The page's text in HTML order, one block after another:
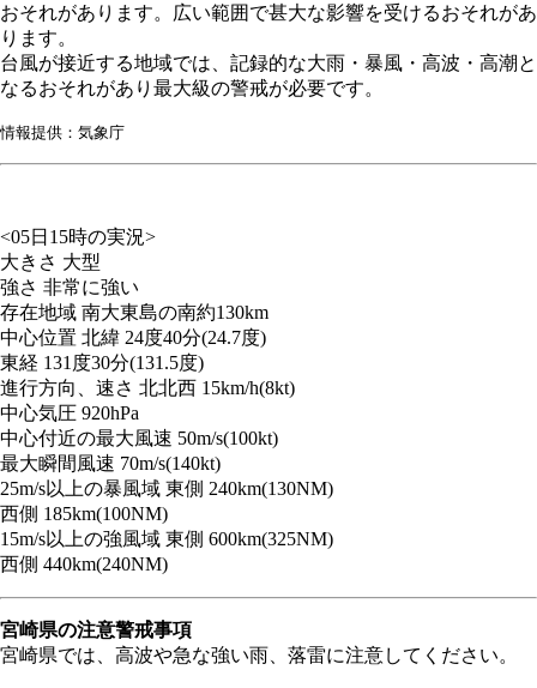
おそれがあります。広い範囲で甚大な影響を受けるおそれがあ
ります。
台風が接近する地域では、記録的な大雨・暴風・高波・高潮と
なるおそれがあり最大級の警戒が必要です。
情報提供：気象庁
<05日15時の実況>
大きさ 大型
強さ 非常に強い
存在地域 南大東島の南約130km
中心位置 北緯 24度40分(24.7度)
東経 131度30分(131.5度)
進行方向、速さ 北北西 15km/h(8kt)
中心気圧 920hPa
中心付近の最大風速 50m/s(100kt)
最大瞬間風速 70m/s(140kt)
25m/s以上の暴風域 東側 240km(130NM)
西側 185km(100NM)
15m/s以上の強風域 東側 600km(325NM)
西側 440km(240NM)
宮崎県の注意警戒事項
宮崎県では、高波や急な強い雨、落雷に注意してください。